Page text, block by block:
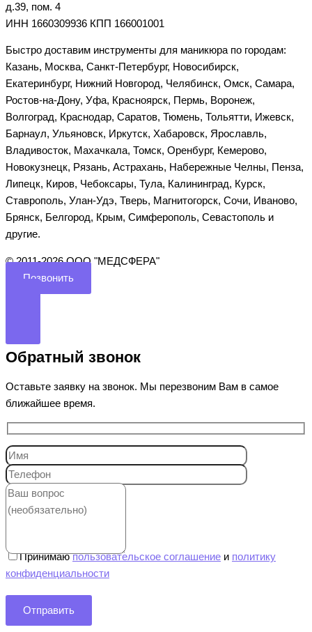
д.39, пом. 4
ИНН 1660309936 КПП 166001001
Быстро доставим инструменты для маникюра по городам:
Казань, Москва, Санкт-Петербург, Новосибирск,
Екатеринбург, Нижний Новгород, Челябинск, Омск, Самара,
Ростов-на-Дону, Уфа, Красноярск, Пермь, Воронеж,
Волгоград, Краснодар, Саратов, Тюмень, Тольятти, Ижевск,
Барнаул, Ульяновск, Иркутск, Хабаровск, Ярославль,
Владивосток, Махачкала, Томск, Оренбург, Кемерово,
Новокузнецк, Рязань, Астрахань, Набережные Челны, Пенза,
Липецк, Киров, Чебоксары, Тула, Калининград, Курск,
Ставрополь, Улан-Удэ, Тверь, Магнитогорск, Сочи, Иваново,
Брянск, Белгород, Крым, Симферополь, Севастополь и
другие.
©️ 2011-2026 ООО "МЕДСФЕРА"
Позвонить
Обратный звонок
Оставьте заявку на звонок. Мы перезвоним Вам в самое
ближайшее время.
Принимаюпользовательское соглашение и политику
конфиденциальности